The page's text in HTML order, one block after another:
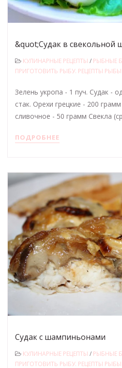
&quot;Судак в свекольной
КУЛИНАРНЫЕ РЕЦЕПТЫ / РЫБНЫЕ
ПРИГОТОВИТЬ РЫБУ. РЕЦЕПТЫ РЫБЫ
Зелень укропа - 1 пуч. Судак -
стак. Орехи грецкие - 200
сливочное - 50 грамм Свекла
ПОДРОБНЕЕ
Судак с шампиньонами
КУЛИНАРНЫЕ РЕЦЕПТЫ / РЫБНЫЕ
ПРИГОТОВИТЬ РЫБУ. РЕЦЕПТЫ РЫБЫ